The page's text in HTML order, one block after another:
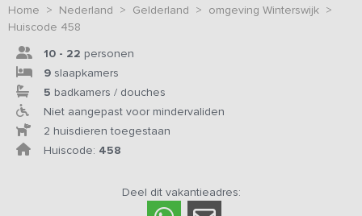
Home > Nederland > Gelderland > omgeving Winterswijk >
Huiscode 458
10 - 22 personen
9 slaapkamers
5 badkamers / douches
Niet aangepast voor mindervaliden
2 huisdieren toegestaan
Huiscode: 458
Deel dit vakantieadres: